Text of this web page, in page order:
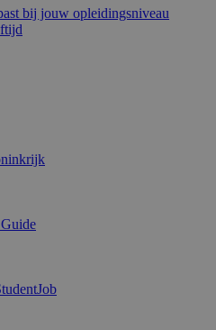
bij jouw opleidingsniveau